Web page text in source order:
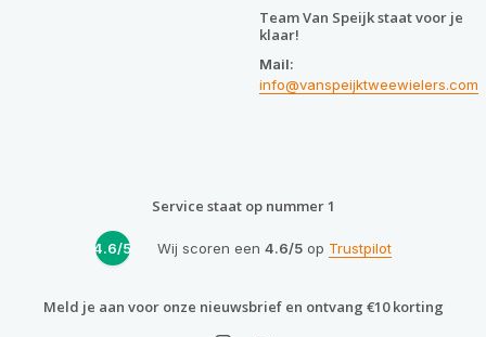
Team Van Speijk staat voor je
klaar!
Mail:
info@vanspeijktweewielers.com
Service staat op nummer 1
4.6/5 Wij scoren een 4.6/5op Trustpilot
Meld je aan voor onze nieuwsbrief en ontvang €10 korting